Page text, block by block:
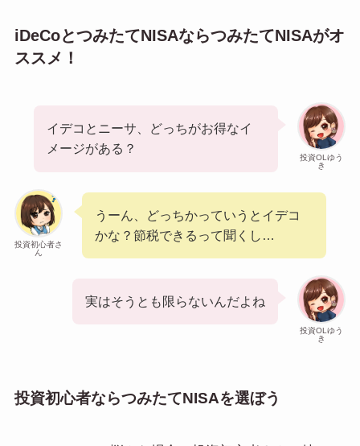
iDeCoとつみたてNISAならつみたてNISAがオ
ススメ！
投資OLゆう
き
イデコとニーサ、どっちがお得なイ
メージがある？
投資初心者さ
ん
うーん、どっちかっていうとイデコ
かな？節税できるって聞くし…
投資OLゆう
き
実はそうとも限らないんだよね
投資初心者ならつみたてNISAを選ぼう